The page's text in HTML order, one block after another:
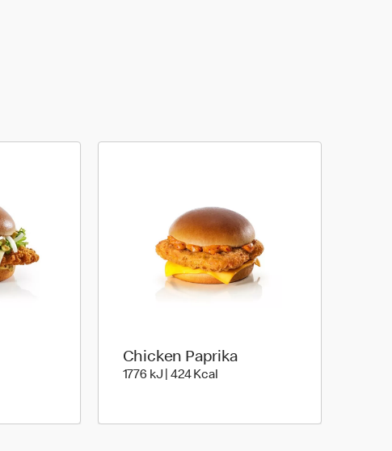
Chicken Paprika
1776 kJ | 424 Kcal1776 kiloJoule | 424 kilo